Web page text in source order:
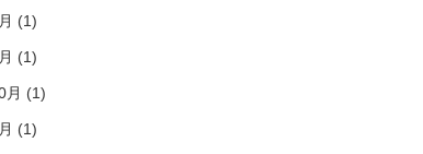
(1)
(1)
月 (1)
(1)